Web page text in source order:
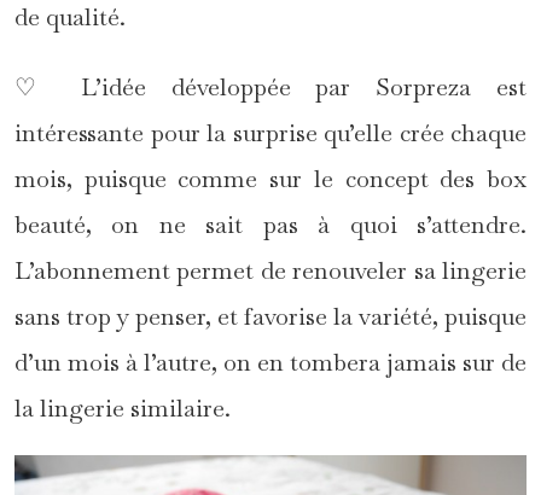
de qualité.
♡ L’idée développée par Sorpreza est
intéressante pour la surprise qu’elle crée chaque
mois, puisque comme sur le concept des box
beauté, on ne sait pas à quoi s’attendre.
L’abonnement permet de renouveler sa lingerie
sans trop y penser, et favorise la variété, puisque
d’un mois à l’autre, on en tombera jamais sur de
la lingerie similaire.